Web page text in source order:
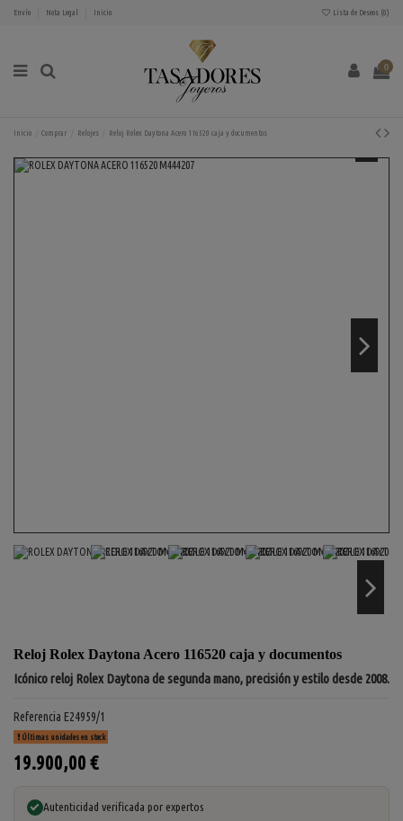
Envío Nota Legal Inicio Lista de Deseos (0)
0
Inicio Comprar Relojes Reloj Rolex Daytona Acero 116520 caja y documentos
Reloj Rolex Daytona Acero 116520 caja y documentos
Icónico reloj Rolex Daytona de segunda mano, precisión y estilo desde 2008.
Referencia E24959/1
Últimas unidades en stock
19.900,00 €
Autenticidad verificada por expertos